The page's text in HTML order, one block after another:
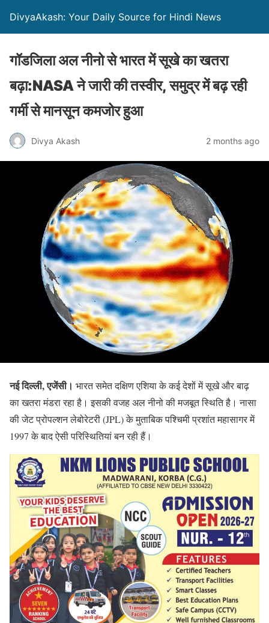
DivyaAkash: Your Daily Source for Hindi News
गॉडजिला अल नीनो से भारत में सूखे का खतरा
बढ़ा:NASA ने जारी की तस्वीर, समुद्र में बढ़ रही
गर्मी से मानसून कमजोर हुआ
Divya Akash 2 months ago
नई दिल्ली, एजेंसी। भारत समेत दक्षिण एशिया के कई देशों में सूखे और बाढ़
का खतरा मंडरा रहा है। इसकी वजह अल नीनो की मजबूत स्थिति है। नासा
की जेट प्रोपल्शन लेबोरेटरी (JPL) के मुताबिक पश्चिमी प्रशांत महासागर में
1997 के बाद ऐसी परिस्थितियां बन रही हैं।